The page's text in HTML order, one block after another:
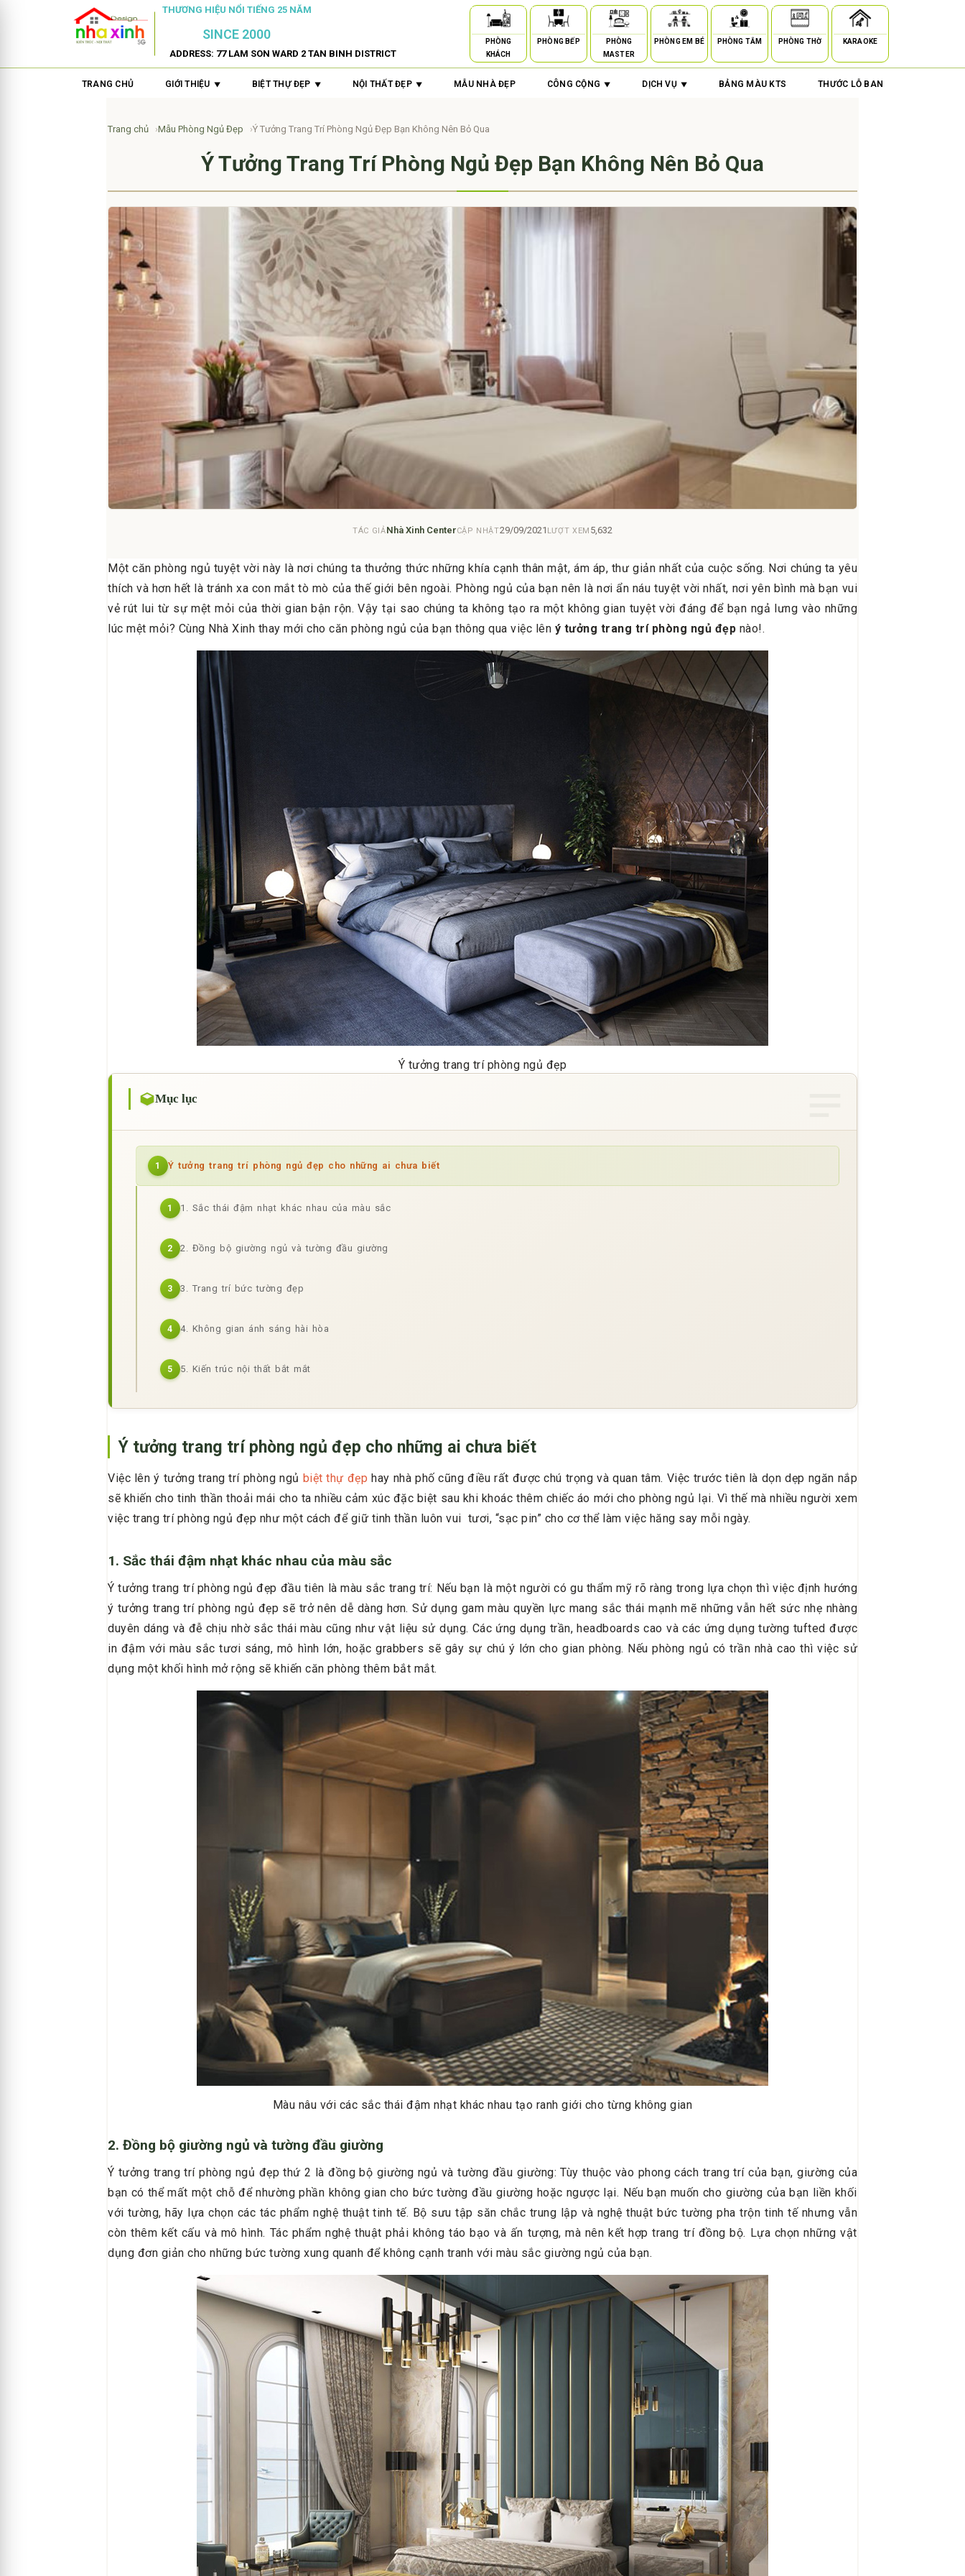
THƯƠNG HIỆU NỔI TIẾNG 25 NĂM
SINCE 2000
ADDRESS: 77 LAM SON WARD 2 TAN BINH DISTRICT
PHÒNG
KHÁCH
PHÒNG BẾP
PHÒNG
MASTER
PHÒNG EM BÉ PHÒNG TẮM PHÒNG THỜ KARAOKE
TRANG CHỦ GIỚI THIỆU BIỆT THỰ ĐẸP NỘI THẤT ĐẸP MẪU NHÀ ĐẸP CÔNG CỘNG DỊCH VỤ BẢNG MÀU KTS THƯỚC LỖ BAN
Trang chủ Mẫu Phòng Ngủ Đẹp Ý Tưởng Trang Trí Phòng Ngủ Đẹp Bạn Không Nên Bỏ Qua
Ý Tưởng Trang Trí Phòng Ngủ Đẹp Bạn Không Nên Bỏ Qua
TÁC GIẢNhà Xinh CenterCẬP NHẬT29/09/2021 LƯỢT XEM 5,632
Một căn phòng ngủ tuyệt vời này là nơi chúng ta thưởng thức những khía cạnh thân mật, ám áp, thư giản nhất của cuộc sống. Nơi chúng ta yêu
thích và hơn hết là tránh xa con mắt tò mò của thế giới bên ngoài. Phòng ngủ của bạn nên là nơi ẩn náu tuyệt vời nhất, nơi yên bình mà bạn vui
vẻ rút lui từ sự mệt mỏi của thời gian bận rộn. Vậy tại sao chúng ta không tạo ra một không gian tuyệt vời đáng để bạn ngả lưng vào những
lúc mệt mỏi? Cùng Nhà Xinh thay mới cho căn phòng ngủ của bạn thông qua việc lên ý tưởng trang trí phòng ngủ đẹp nào!.
Ý tưởng trang trí phòng ngủ đẹp
Mục lục
1 Ý tưởng trang trí phòng ngủ đẹp cho những ai chưa biết
1 1. Sắc thái đậm nhạt khác nhau của màu sắc
2 2. Đồng bộ giường ngủ và tường đầu giường
3 3. Trang trí bức tường đẹp
4 4. Không gian ánh sáng hài hòa
5 5. Kiến trúc nội thất bắt mắt
Ý tưởng trang trí phòng ngủ đẹp cho những ai chưa biết
Việc lên ý tưởng trang trí phòng ngủ biệt thự đẹp hay nhà phố cũng điều rất được chú trọng và quan tâm. Việc trước tiên là dọn dẹp ngăn nắp
sẽ khiến cho tinh thần thoải mái cho ta nhiều cảm xúc đặc biệt sau khi khoác thêm chiếc áo mới cho phòng ngủ lại. Vì thế mà nhiều người xem
việc trang trí phòng ngủ đẹp như một cách để giữ tinh thần luôn vui tươi, “sạc pin” cho cơ thể làm việc hăng say mỗi ngày.
1. Sắc thái đậm nhạt khác nhau của màu sắc
Ý tưởng trang trí phòng ngủ đẹp đầu tiên là màu sắc trang trí: Nếu bạn là một người có gu thẩm mỹ rõ ràng trong lựa chọn thì việc định hướng
ý tưởng trang trí phòng ngủ đẹp sẽ trở nên dễ dàng hơn. Sử dụng gam màu quyền lực mang sắc thái mạnh mẽ những vẫn hết sức nhẹ nhàng
duyên dáng và đễ chịu nhờ sắc thái màu cũng như vật liệu sử dụng. Các ứng dụng trần, headboards cao và các ứng dụng tường tufted được
in đậm với màu sắc tươi sáng, mô hình lớn, hoặc grabbers sẽ gây sự chú ý lớn cho gian phòng. Nếu phòng ngủ có trần nhà cao thì việc sử
dụng một khối hình mở rộng sẽ khiến căn phòng thêm bắt mắt.
Màu nâu với các sắc thái đậm nhạt khác nhau tạo ranh giới cho từng không gian
2. Đồng bộ giường ngủ và tường đầu giường
Ý tưởng trang trí phòng ngủ đẹp thứ 2 là đồng bộ giường ngủ và tường đầu giường: Tùy thuộc vào phong cách trang trí của bạn, giường của
bạn có thể mất một chỗ để nhường phần không gian cho bức tường đầu giường hoặc ngược lại. Nếu bạn muốn cho giường của bạn liền khối
với tường, hãy lựa chọn các tác phẩm nghệ thuật tinh tế. Bộ sưu tập săn chắc trung lập và nghệ thuật bức tường pha trộn tinh tế nhưng vẫn
còn thêm kết cấu và mô hình. Tác phẩm nghệ thuật phải không táo bạo và ấn tượng, mà nên kết hợp trang trí đồng bộ. Lựa chọn những vật
dụng đơn giản cho những bức tường xung quanh để không cạnh tranh với màu sắc giường ngủ của bạn.